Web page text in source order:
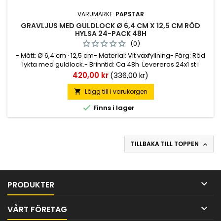
VARUMÄRKE: PAPSTAR
GRAVLJUS MED GULDLOCK Ø 6,4 CM X 12,5 CM RÖD
HYLSA 24-PACK 48H
(0)
- Mått: Ø 6,4 cm · 12,5 cm- Material: Vit vaxfyllning- Färg: Röd
lykta med guldlock.- Brinntid: Ca 48h Levereras 24x1 st i
kartong Varning! Var uppmärksam på följande symboler!
Håll brinnande ljus utom räckhåll för barn och husdjur. Lämna
alltid minst 10 cm mellan brinnande ljus. Använd endast
utomhus.- Artiklar i Hyllfärdig displaylåda med u-lock
Pris
420,00 kr(336,00 kr)
 Lägg till i varukorgen
 Finns i lager
TILLBAKA TILL TOPPEN 
PRODUKTER 
VÅRT FÖRETAG 